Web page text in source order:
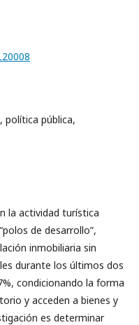
política pública,
la actividad turística
de desarrollo”,
inmobiliaria sin
durante los últimos dos
condicionando la forma
y acceden a bienes y
es determinar